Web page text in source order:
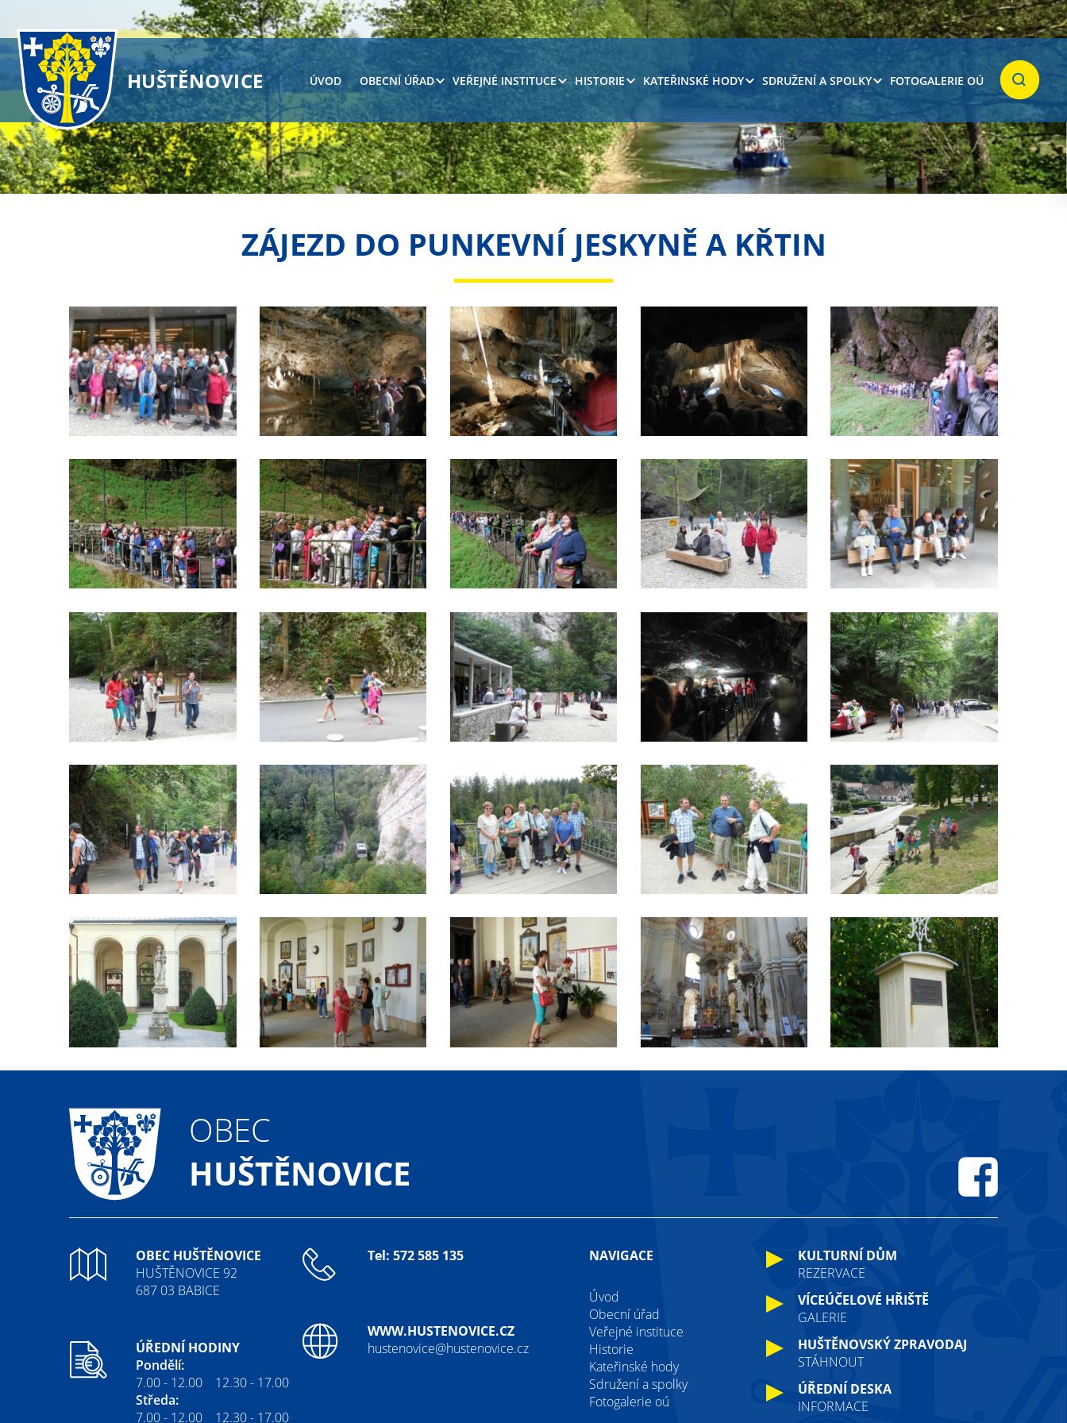
HUŠTĚNOVICE ÚVOD OBECNÍ ÚŘAD VEŘEJNÉ INSTITUCE HISTORIE KATEŘINSKÉ HODY SDRUŽENÍ A SPOLKY FOTOGALERIE OÚ
Hledat
ZÁJEZD DO PUNKEVNÍ JESKYNĚ A KŘTIN
OBEC
HUŠTĚNOVICE
OBEC HUŠTĚNOVICE
HUŠTĚNOVICE 92
687 03 BABICE
ÚŘEDNÍ HODINY
Pondělí:
7.00 - 12.00 12.30 - 17.00
Středa:
7.00 - 12.00 12.30 - 17.00
Tel: 572 585 135
WWW.HUSTENOVICE.CZ
hustenovice@hustenovice.cz
NAVIGACE
Úvod
Obecní úřad
Veřejné instituce
Historie
Kateřinské hody
Sdružení a spolky
Fotogalerie oú
KULTURNÍ DŮM
REZERVACE
VÍCEÚČELOVÉ HŘIŠTĚ
GALERIE
HUŠTĚNOVSKÝ ZPRAVODAJ
STÁHNOUT
ÚŘEDNÍ DESKA
INFORMACE